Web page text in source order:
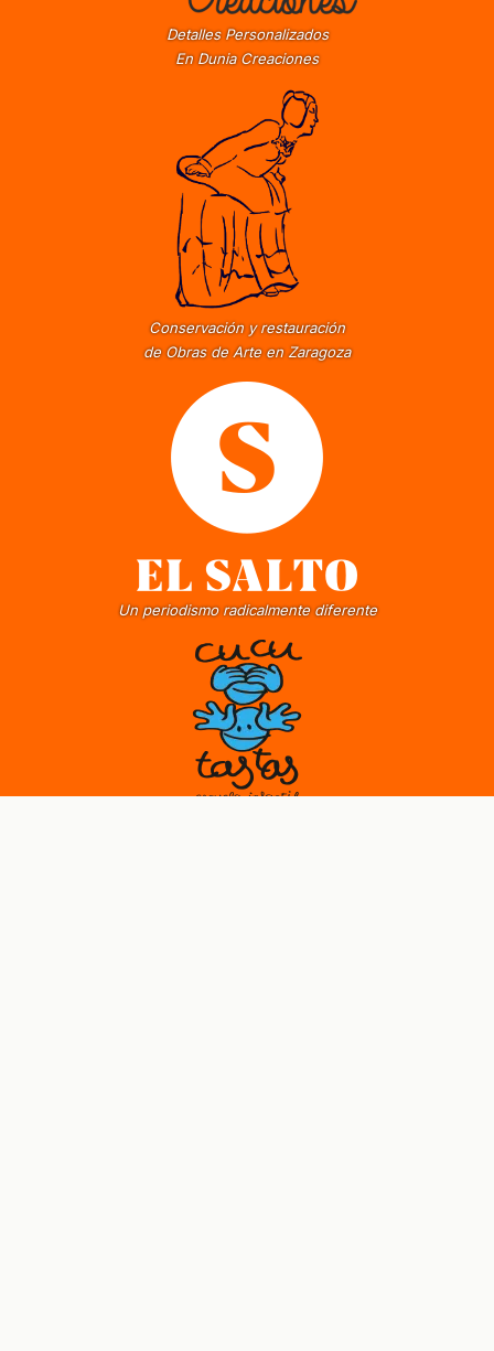
Detalles Personalizados
En Dunia Creaciones
Conservación y restauración
de Obras de Arte en Zaragoza
Un periodismo radicalmente diferente